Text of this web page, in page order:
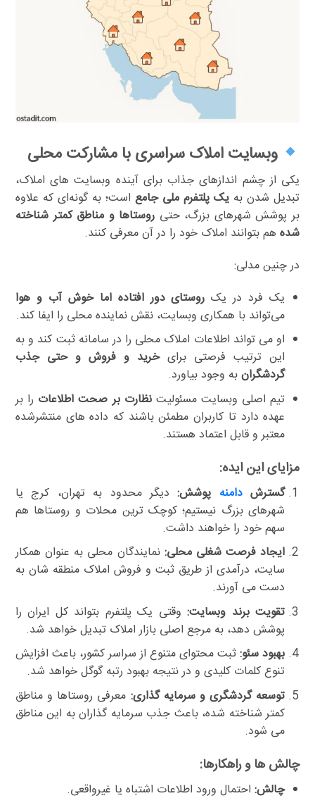
وبسایت املاک سراسری با مشارکت محلی
یکی از چشم اندازهای جذاب برای آینده وبسایت های املاک،
تبدیل شدن به یک پلتفرم ملی جامع است؛ به گونه‌ای که علاوه
بر پوشش شهرهای بزرگ، حتی روستاها و مناطق کمتر شناخته
شده هم بتوانند املاک خود را در آن معرفی کنند.
در چنین مدلی:
یک فرد در یک روستای دور افتاده اما خوش آب و هوا
می‌تواند با همکاری وبسایت، نقش نماینده محلی را ایفا کند.
او می تواند اطلاعات املاک محلی را در سامانه ثبت کند و به
این ترتیب فرصتی برایخرید و فروش و حتی جذب
گردشگرانبه وجود بیاورد.
تیم اصلی وبسایت مسئولیتنظارت بر صحت اطلاعات را بر
عهده دارد تا کاربران مطمئن باشند که داده های منتشرشده
معتبر و قابل اعتماد هستند.
مزایای این ایده:
گسترشدامنه پوشش:دیگر محدود به تهران، کرج یا
شهرهای بزرگ نیستیم؛ کوچک ترین محلات و روستاها هم
سهم خود را خواهند داشت.
ایجاد فرصت شغلی محلی: نمایندگان محلی به عنوان همکار
سایت، درآمدی از طریق ثبت و فروش املاک منطقه شان به
دست می آورند.
تقویت برند وبسایت:وقتی یک پلتفرم بتواند کل ایران را
پوشش دهد، به مرجع اصلی بازار املاک تبدیل خواهد شد.
بهبود سئو:ثبت محتوای متنوع از سراسر کشور، باعث افزایش
تنوع کلمات کلیدی و در نتیجه بهبود رتبه گوگل خواهد شد.
توسعه گردشگری و سرمایه گذاری: معرفی روستاها و مناطق
کمتر شناخته شده، باعث جذب سرمایه گذاران به این مناطق
می شود.
چالش ها و راهکارها:
چالش:احتمال ورود اطلاعات اشتباه یا غیرواقعی.